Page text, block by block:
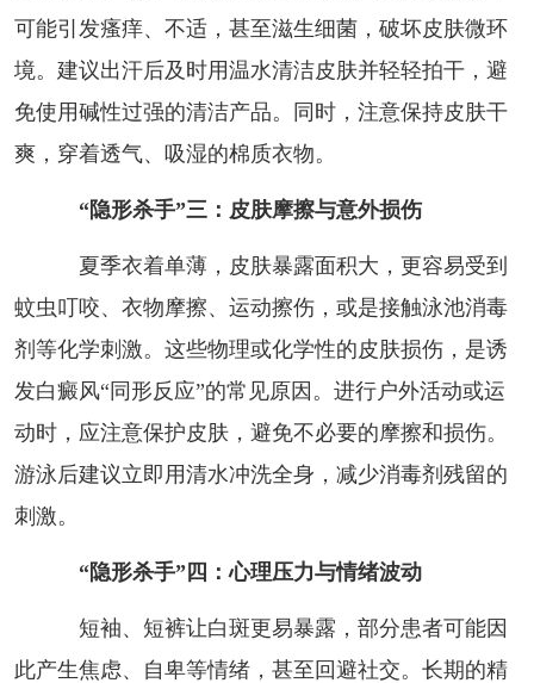
可能引发瘙痒、不适，甚至滋生细菌，破坏皮肤微环
境。建议出汗后及时用温水清洁皮肤并轻轻拍干，避
免使用碱性过强的清洁产品。同时，注意保持皮肤干
爽，穿着透气、吸湿的棉质衣物。
“隐形杀手”三：皮肤摩擦与意外损伤
夏季衣着单薄，皮肤暴露面积大，更容易受到
蚊虫叮咬、衣物摩擦、运动擦伤，或是接触泳池消毒
剂等化学刺激。这些物理或化学性的皮肤损伤，是诱
发白癜风“同形反应”的常见原因。进行户外活动或运
动时，应注意保护皮肤，避免不必要的摩擦和损伤。
游泳后建议立即用清水冲洗全身，减少消毒剂残留的
刺激。
“隐形杀手”四：心理压力与情绪波动
短袖、短裤让白斑更易暴露，部分患者可能因
此产生焦虑、自卑等情绪，甚至回避社交。长期的精